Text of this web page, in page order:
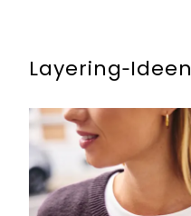
Layering‑Ideen